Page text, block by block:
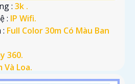
: 3k .
: IP Wifi.
: Full Color 30m Có Màu Ban
360.
Và Loa.